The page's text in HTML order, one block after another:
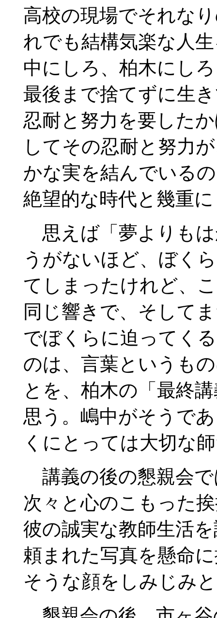
高校の現場でそれな
れでも結構気楽な人
中にしろ、柏木にし
最後まで捨てずに生
忍耐と努力を要した
してその忍耐と努力
かな実を結んでいる
絶望的な時代と幾重
思えば「夢よりも
うがないほど、ぼく
てしまったけれど、
同じ響きで、そして
でぼくらに迫ってく
のは、言葉というも
とを、柏木の「最終
思う。嶋中がそうで
くにとっては大切な
講義の後の懇親会
次々と心のこもった
彼の誠実な教師生活
頼まれた写真を懸命
そうな顔をしみじみ